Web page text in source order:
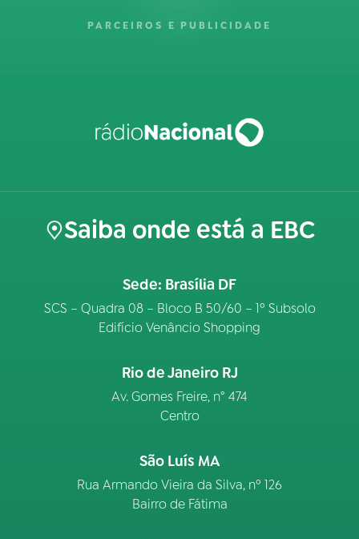
PARCEIROS E PUBLICIDADE
Saiba onde está a EBC
Sede: Brasília DF
SCS – Quadra 08 – Bloco B 50/60 – 1º Subsolo
Edifício Venâncio Shopping
Rio de Janeiro RJ
Av. Gomes Freire, n° 474
Centro
São Luís MA
Rua Armando Vieira da Silva, nº 126
Bairro de Fátima